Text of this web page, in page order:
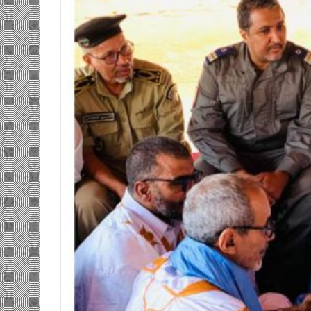
…/ بين
وسندان المغاضبين
بومديد…..صرخة
استغاثة..
معادة..؟
/
الشريف
بونا
25 يونيو، 2022
ومضة…./ بومديد…..صرخة
معادة..؟ / الشريف بونا